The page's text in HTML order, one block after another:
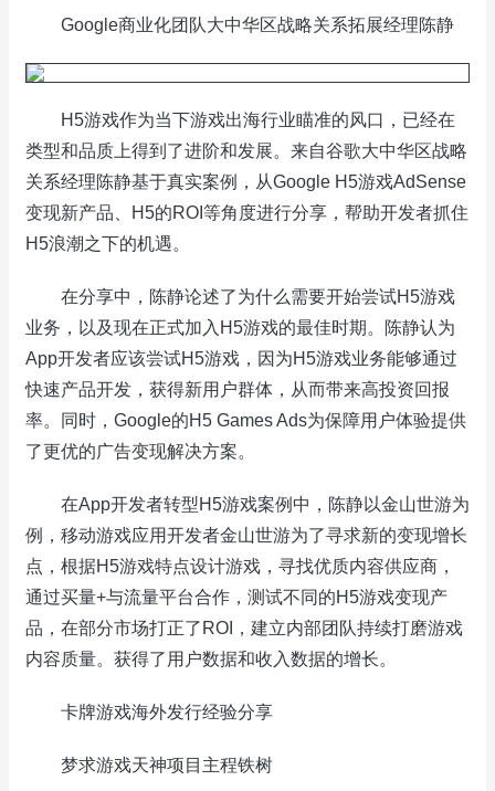
Google商业化团队大中华区战略关系拓展经理陈静
H5游戏作为当下游戏出海行业瞄准的风口，已经在
类型和品质上得到了进阶和发展。来自谷歌大中华区战略
关系经理陈静基于真实案例，从Google H5游戏AdSense
变现新产品、H5的ROI等角度进行分享，帮助开发者抓住
H5浪潮之下的机遇。
在分享中，陈静论述了为什么需要开始尝试H5游戏
业务，以及现在正式加入H5游戏的最佳时期。陈静认为
App开发者应该尝试H5游戏，因为H5游戏业务能够通过
快速产品开发，获得新用户群体，从而带来高投资回报
率。同时，Google的H5 Games Ads为保障用户体验提供
了更优的广告变现解决方案。
在App开发者转型H5游戏案例中，陈静以金山世游为
例，移动游戏应用开发者金山世游为了寻求新的变现增长
点，根据H5游戏特点设计游戏，寻找优质内容供应商，
通过买量+与流量平台合作，测试不同的H5游戏变现产
品，在部分市场打正了ROI，建立内部团队持续打磨游戏
内容质量。获得了用户数据和收入数据的增长。
卡牌游戏海外发行经验分享
梦求游戏天神项目主程铁树